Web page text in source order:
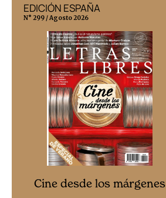
EDICIÓN ESPAÑA
N° 299 / Agosto 2026
Cine desde los márgenes